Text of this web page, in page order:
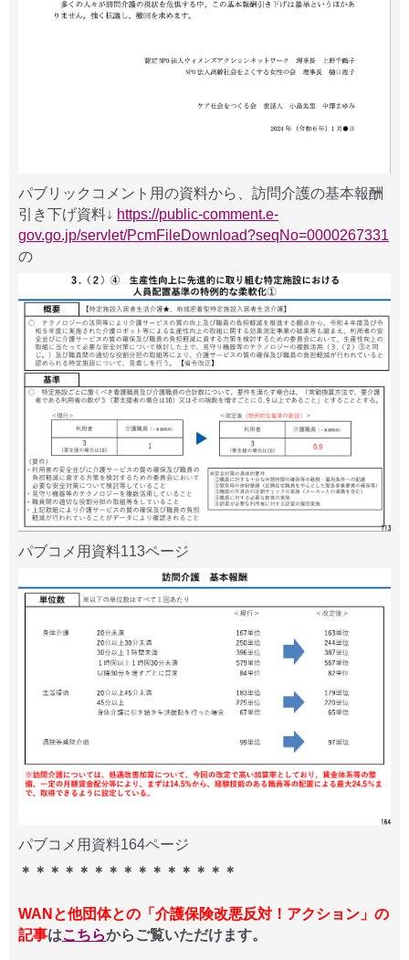
パブリックコメント用の資料から、訪問介護の基本報酬
引き下げ資料↓ https://public-comment.e-
gov.go.jp/servlet/PcmFileDownload?seqNo=0000267331
の
パブコメ用資料113ページ
パブコメ用資料164ページ
＊＊＊＊＊＊＊＊＊＊＊＊＊＊＊
WANと他団体との「介護保険改悪反対！アクション」の
記事はこちらからご覧いただけます。